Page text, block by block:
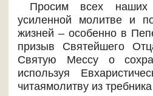
Просим всех
усиленной молитве и
жизней – особенно в
призыв Святейшего
Святую Мессу о
используя
читаямолитву из